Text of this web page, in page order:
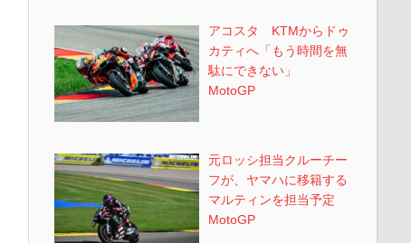
アコスタ KTMからドゥ
カティへ「もう時間を無
駄にできない」
MotoGP
元ロッシ担当クルーチー
フが、ヤマハに移籍する
マルティンを担当予定
MotoGP